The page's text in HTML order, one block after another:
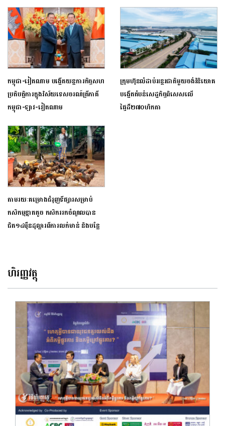
កម្ពុជា-វៀតណាម បង្កើតយន្តការកិច្ចសហ
ប្រតិបត្តិការក្នុងវិស័យទេសចរណ៍ត្រីភាគី
កម្ពុជា-ឡាវ-វៀតណាម
ក្រុមហ៊ុនលំដាប់អន្តរជាតិមួយចង់វិនិយោគ
បង្កើតតំបន់សេដ្ឋកិច្ចពិសេសលើ
ផ្ទៃដី២៧០ហិកតា
តាមរយៈគម្រោងជំរុញទីផ្សារសម្រាប់
កសិកម្មខ្នាតតូច កសិកររកចំណូលបាន
ជិត១៤ម៉ឺនដុល្លារពីការលក់មាន់ និងបន្លែ
ហិរញ្ញវត្ថុ